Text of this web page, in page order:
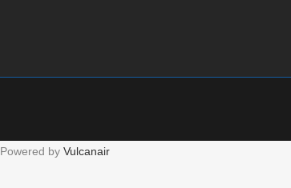
Powered by Vulcanair